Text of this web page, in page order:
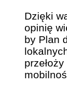
Dzięki
opinię
by Plan